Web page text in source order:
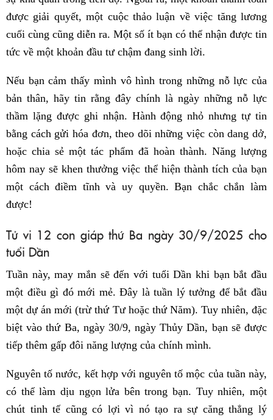
được giải quyết, một cuộc thảo luận về việc tăng lương
cuối cùng cũng diễn ra. Một số ít bạn có thể nhận được tin
tức về một khoản đầu tư chậm đang sinh lời.
Nếu bạn cảm thấy mình vô hình trong những nỗ lực của
bản thân, hãy tin rằng đây chính là ngày những nỗ lực
thầm lặng được ghi nhận. Hành động nhỏ nhưng tự tin
bằng cách gửi hóa đơn, theo dõi những việc còn dang dở,
hoặc chia sẻ một tác phẩm đã hoàn thành. Năng lượng
hôm nay sẽ khen thưởng việc thể hiện thành tích của bạn
một cách điềm tĩnh và uy quyền. Bạn chắc chắn làm
được!
Tử vi 12 con giáp thứ Ba ngày 30/9/2025 cho
tuổi Dần
Tuần này, may mắn sẽ đến với tuổi Dần khi bạn bắt đầu
một điều gì đó mới mẻ. Đây là tuần lý tưởng để bắt đầu
một dự án mới (trừ thứ Tư hoặc thứ Năm). Tuy nhiên, đặc
biệt vào thứ Ba, ngày 30/9, ngày Thủy Dần, bạn sẽ được
tiếp thêm gấp đôi năng lượng của chính mình.
Nguyên tố nước, kết hợp với nguyên tố mộc của tuần này,
có thể làm dịu ngọn lửa bên trong bạn. Tuy nhiên, một
chút tinh tế cũng có lợi vì nó tạo ra sự căng thẳng lý